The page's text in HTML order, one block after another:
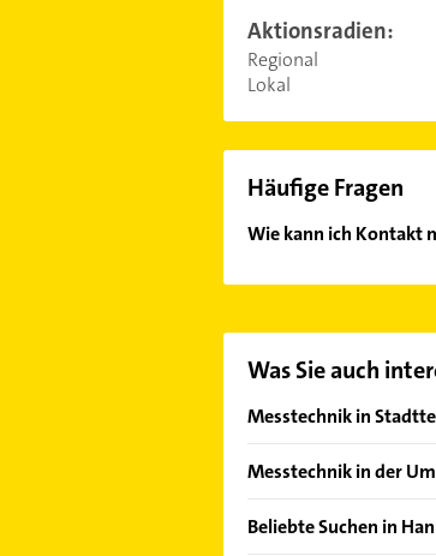
Aktionsradien:
Regional
Lokal
Häufige Fragen
Wie kann ich Kontakt
Was Sie auch
Messtechnik in
Lahe
Messtechnik in der
Garbsen
Beliebte Suchen in